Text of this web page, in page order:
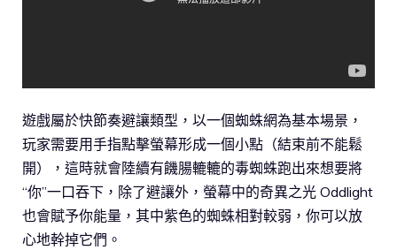
遊戲屬於快節奏避讓類型，以一個蜘蛛網為基本場景，
玩家需要用手指點擊螢幕形成一個小點（結束前不能鬆
開），這時就會陸續有饑腸轆轆的毒蜘蛛跑出來想要將
“你”一口吞下，除了避讓外，螢幕中的奇異之光 Oddlight
也會賦予你能量，其中紫色的蜘蛛相對較弱，你可以放
心地幹掉它們。